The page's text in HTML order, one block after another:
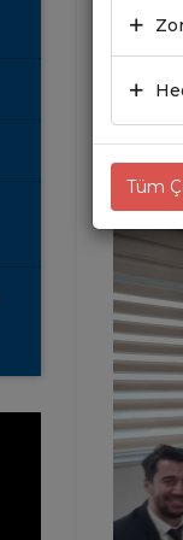
UND
Tüm